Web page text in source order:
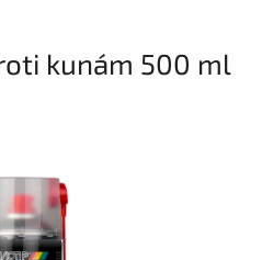
kunám 500 ml